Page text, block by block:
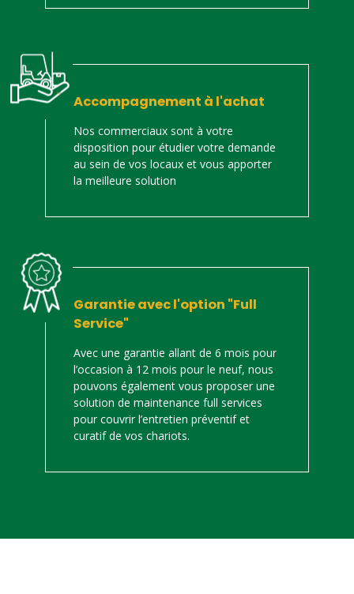
Accompagnement à l'achat
Nos commerciaux sont à votre
disposition pour étudier votre demande
au sein de vos locaux et vous apporter
la meilleure solution
Garantie avec l'option "Full
Service"
Avec une garantie allant de 6 mois pour
l’occasion à 12 mois pour le neuf, nous
pouvons également vous proposer une
solution de maintenance full services
pour couvrir l’entretien préventif et
curatif de vos chariots.